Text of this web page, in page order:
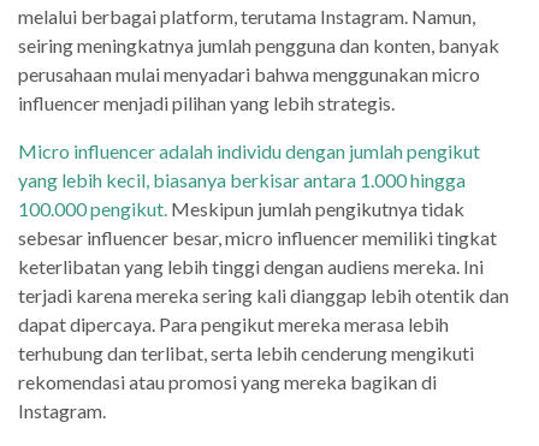
melalui berbagai platform, terutama Instagram. Namun,
seiring meningkatnya jumlah pengguna dan konten, banyak
perusahaan mulai menyadari bahwa menggunakan micro
influencer menjadi pilihan yang lebih strategis.
Micro influencer adalah individu dengan jumlah pengikut
yang lebih kecil, biasanya berkisar antara 1.000 hingga
100.000 pengikut. Meskipun jumlah pengikutnya tidak
sebesar influencer besar, micro influencer memiliki tingkat
keterlibatan yang lebih tinggi dengan audiens mereka. Ini
terjadi karena mereka sering kali dianggap lebih otentik dan
dapat dipercaya. Para pengikut mereka merasa lebih
terhubung dan terlibat, serta lebih cenderung mengikuti
rekomendasi atau promosi yang mereka bagikan di
Instagram.